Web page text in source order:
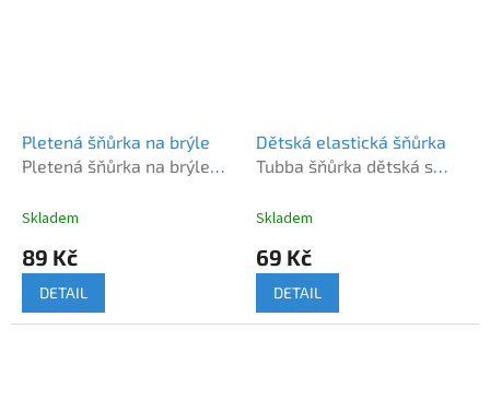
Pletená šňůrka na brýle
Pletená šňůrka na brýle
Skladem
89 Kč
DETAIL
Dětská elastická šňůrka
Tubba šňůrka dětská s
Skladem
69 Kč
DETAIL